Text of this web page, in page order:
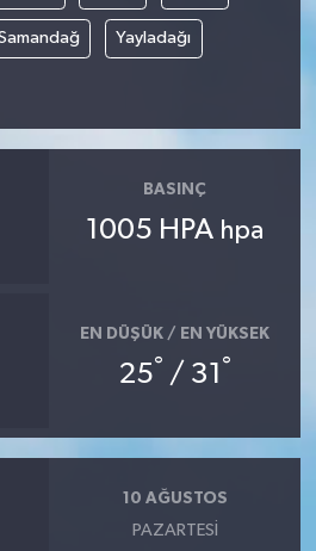
Yayladağı
BASINÇ
1005 HPA hpa
EN DÜŞÜK / EN YÜKSEK
25° / 31 °
10 AĞUSTOS
PAZARTESI